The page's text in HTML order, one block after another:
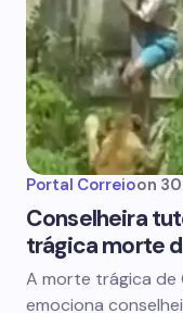
Portal Correioon
Conselheira
trágica morte
A morte trágica de
emociona